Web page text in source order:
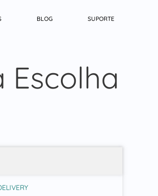
BLOG SUPORTE
Escolha